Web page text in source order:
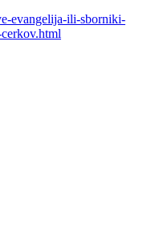
evangelija-ili-sborniki-